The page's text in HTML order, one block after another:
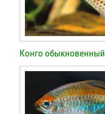
Конго обыкновенный